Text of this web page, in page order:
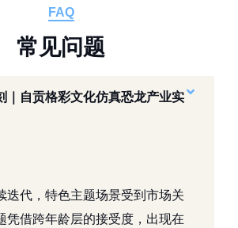
FAQ
常见问题
｜自贡格彩文化仿真恐龙产业实
迭代，特色主题场景受到市场关
凭借跨年龄层的接受度，出现在